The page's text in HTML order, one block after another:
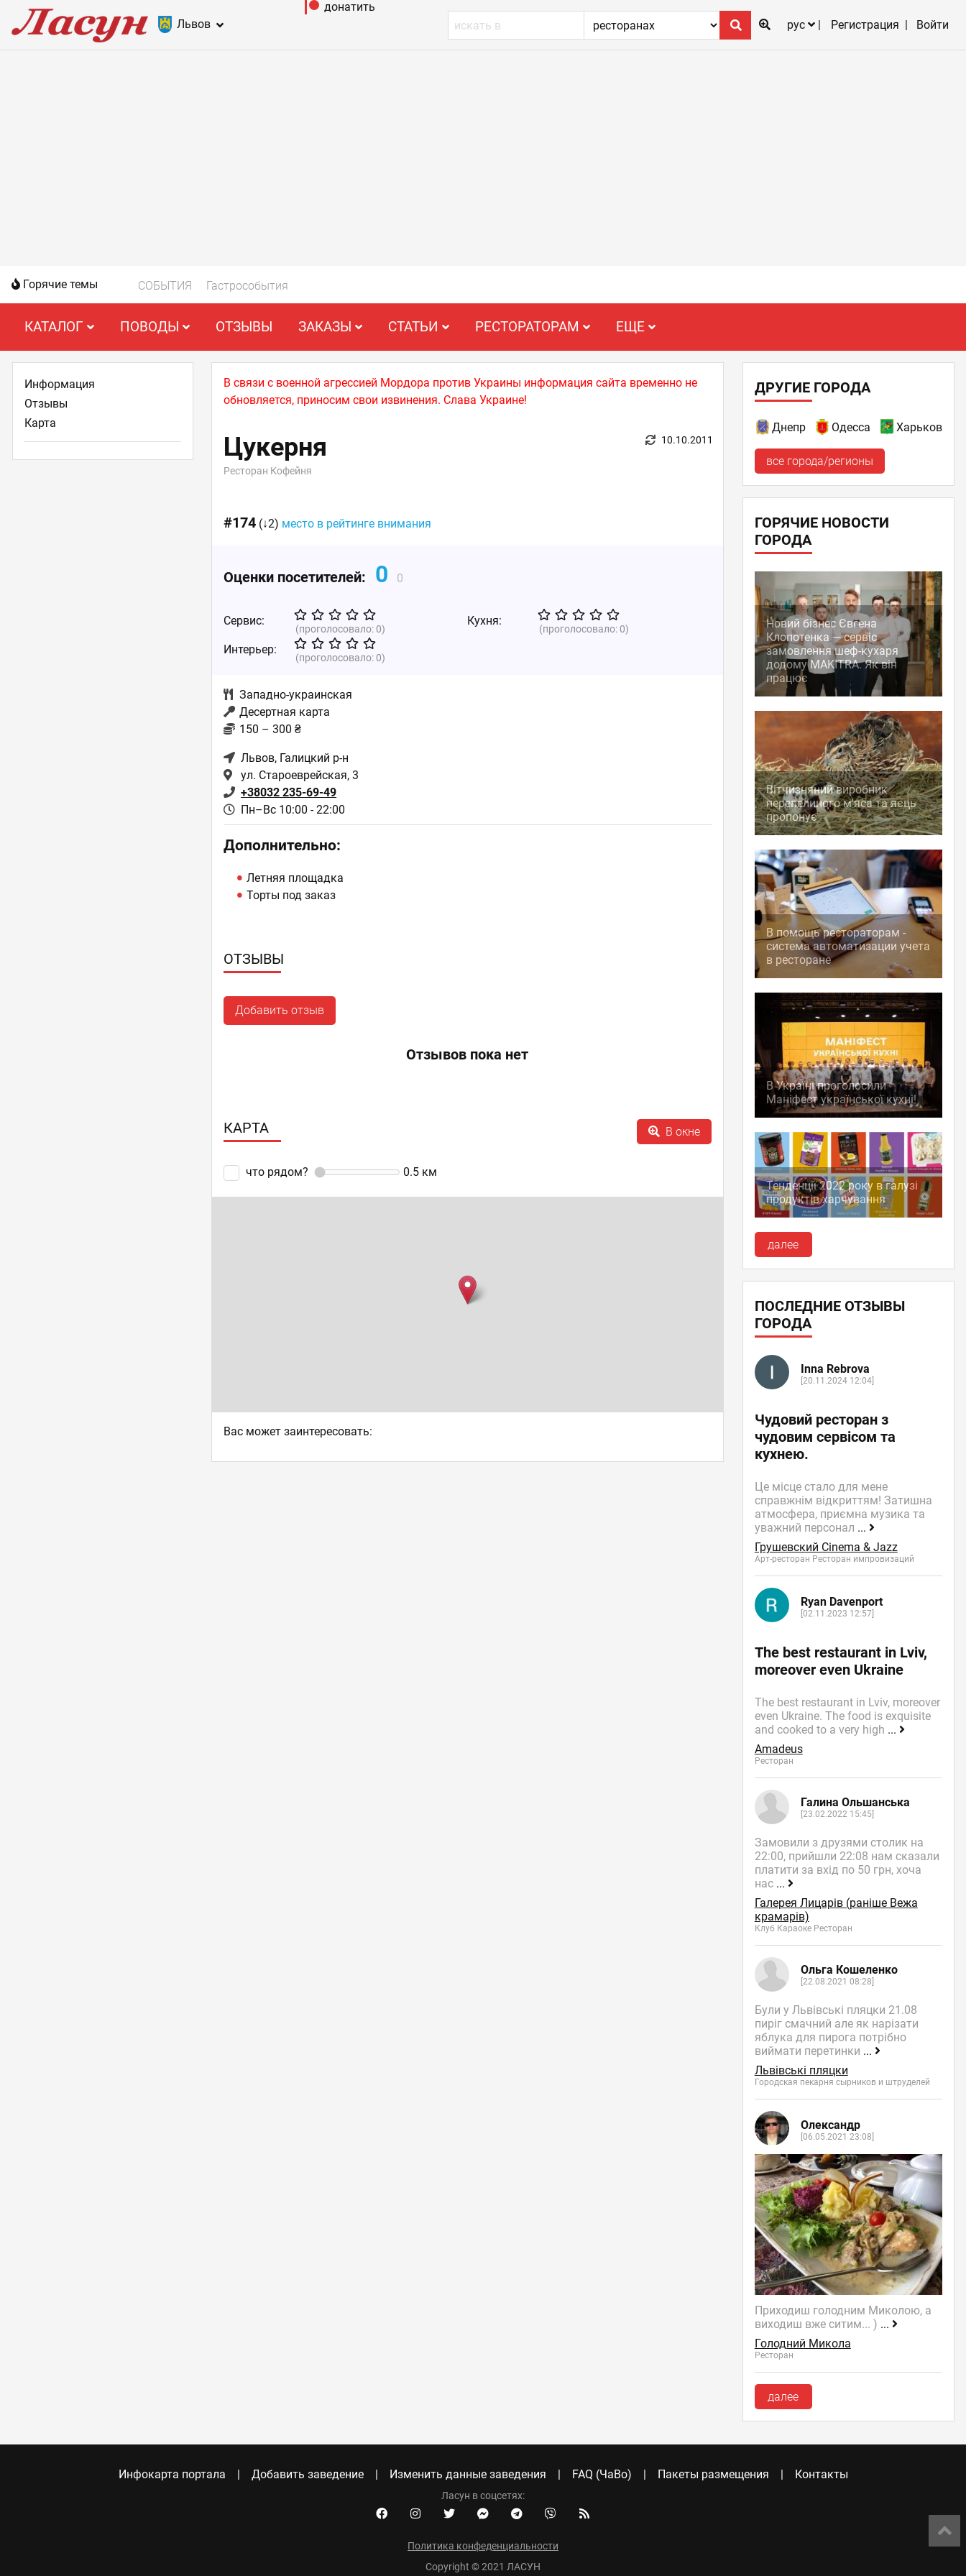
Львов
донатить
рус
Регистрация Войти
Горячие темы СОБЫТИЯ Гастрособытия
КАТАЛОГ ПОВОДЫ ОТЗЫВЫ ЗАКАЗЫ СТАТЬИ РЕСТОРАТОРАМ ЕЩЕ
В связи с военной агрессией Мордора против Украины информация сайта временно не
обновляется, приносим свои извинения. Слава Украине!
Цукерня
Ресторан Кофейня
10.10.2011
#174 (↓2) место в рейтинге внимания
Оценки посетителей: 0 0
Сервис:
(проголосовало:0)
Кухня:
(проголосовало:0)
Интерьер:
(проголосовало:0)
Западно-украинская
Десертная карта
150 – 300 ₴
Львов, Галицкий р-н
ул. Староеврейская, 3
+38032 235-69-49
Пн–Вс 10:00 - 22:00
Дополнительно:
Летняя площадка
Торты под заказ
ОТЗЫВЫ
Добавить отзыв
Отзывов пока нет
КАРТА В окне
что рядом? 0.5 км
Информация
Отзывы
Карта
Ваc может заинтересовать:
ДРУГИЕ ГОРОДА
Днепр Одесса Харьков
все города/регионы
ГОРЯЧИЕ НОВОСТИ
ГОРОДА
Новий бізнес Євгена
Клопотенка — сервіс
замовлення шеф-кухаря
додому MAKITRA. Як він
працює
Вітчизняний виробник
перепелиного м'яса та яєць
пропонує
В помощь рестораторам -
система автоматизации учета
в ресторане
В Україні проголосили
Маніфест української кухні!
Тенденції 2022 року в галузі
продуктів харчування
далее
ПОСЛЕДНИЕ ОТЗЫВЫ
ГОРОДА
Inna Rebrova
[20.11.2024 12:04]
Чудовий ресторан з
чудовим сервісом та
кухнею.
Це місце стало для мене
справжнім відкриттям! Затишна
атмосфера, приємна музика та
уважний персонал ...
Грушевский Cinema & Jazz
Арт-ресторан Ресторан импровизаций
Ryan Davenport
[02.11.2023 12:57]
The best restaurant in Lviv,
moreover even Ukraine
The best restaurant in Lviv, moreover
even Ukraine. The food is exquisite
and cooked to a very high ...
Amadeus
Ресторан
Галина Ольшанська
[23.02.2022 15:45]
Замовили з друзями столик на
22:00, прийшли 22:08 нам сказали
платити за вхід по 50 грн, хоча
нас ...
Галерея Лицарів (раніше Вежа
крамарів)
Клуб Караоке Ресторан
Ольга Кошеленко
[22.08.2021 08:28]
Були у Львівські пляцки 21.08
пиріг смачний але як нарізати
яблука для пирога потрібно
виймати перетинки ...
Львівські пляцки
Городская пекарня сырников и штруделей
Олександр
[06.05.2021 23:08]
Приходиш голодним Миколою, а
виходиш вже ситим... ) ...
Голодний Микола
Ресторан
далее
Инфокарта портала Добавить заведение Изменить данные заведения FAQ (ЧаВо) Пакеты размещения Контакты
Ласун в соцсетях:
Политика конфеденциальности
Copyright © 2021 ЛАСУН